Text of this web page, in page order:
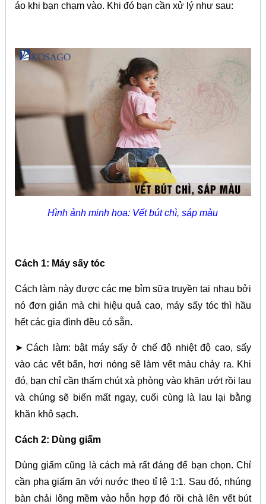
áo khi bạn chạm vào. Khi đó bạn cần xử lý như sau:
Hình ảnh minh họa: Vết bút chì, sáp màu
Cách 1: Máy sấy tóc
Cách làm này được các mẹ bỉm sữa truyền tai nhau bởi
nó đơn giản mà chi hiệu quả cao, máy sấy tóc thì hầu
hết các gia đình đều có sẵn.
➤ Cách làm: bật máy sấy ở chế độ nhiệt độ cao, sấy
vào các vết bẩn, hơi nóng sẽ làm vết màu chảy ra. Khi
đó, bạn chỉ cần thấm chút xà phòng vào khăn ướt rồi lau
và chúng sẽ biến mất ngay, cuối cùng là lau lại bằng
khăn khô sạch.
Cách 2: Dùng giấm
Dùng giấm cũng là cách mà rất đáng để bạn chọn. Chỉ
cần pha giấm ăn với nước theo tỉ lệ 1:1. Sau đó, nhúng
bàn chải lông mềm vào hỗn hợp đó rồi chà lên vết bút